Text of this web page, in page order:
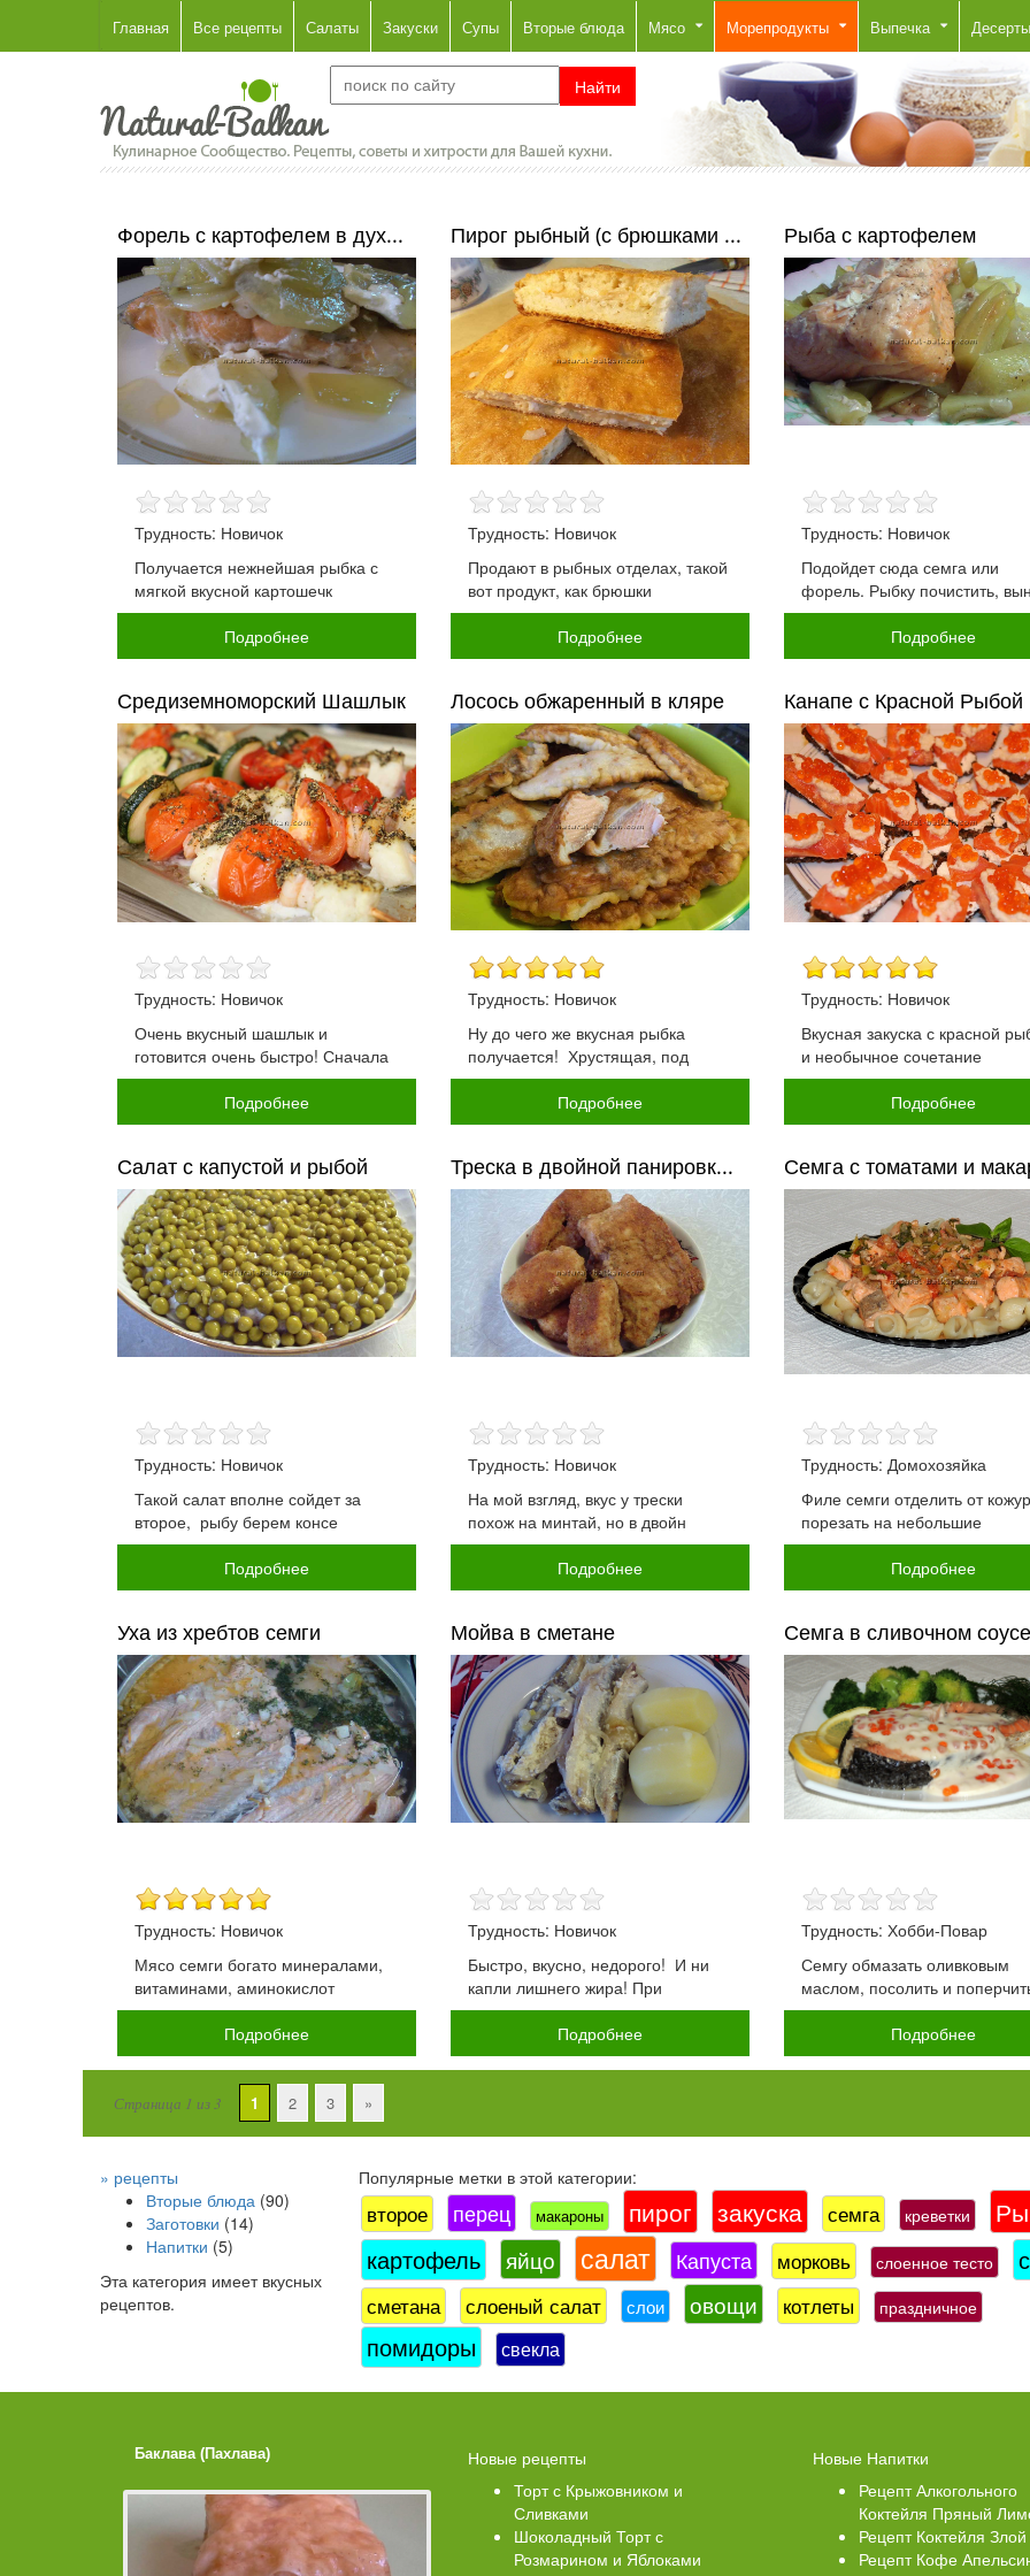
Главная Все рецепты Салаты Закуски Супы Вторые блюда Мясо Морепродукты Выпечка Десерты
Форель с картофелем в дух...
Трудность: Новичок
Получается нежнейшая рыбка с
мягкой вкусной картошечк
Подробнее
Пирог рыбный (с брюшками ...
Трудность: Новичок
Продают в рыбных отделах, такой
вот продукт, как брюшки
Подробнее
Рыба с картофелем
Трудность: Новичок
Подойдет сюда семга или
форель. Рыбку почистить,
Подробнее
Средиземноморский Шашлык
Трудность: Новичок
Очень вкусный шашлык и
готовится очень быстро! Сначала
Подробнее
Лосось обжаренный в кляре
Трудность: Новичок
Ну до чего же вкусная рыбка
получается! Хрустящая, под
Подробнее
Канапе с Красной Рыбой
Трудность: Новичок
Вкусная закуска с красной
и необычное сочетание
Подробнее
Салат с капустой и рыбой
Трудность: Новичок
Такой салат вполне сойдет за
второе, рыбу берем консе
Подробнее
Треска в двойной панировк...
Трудность: Новичок
На мой взгляд, вкус у трески
похож на минтай, но в двойн
Подробнее
Семга с томатами и
Трудность: Домохозяйка
Филе семги отделить от
порезать на небольшие
Подробнее
Уха из хребтов семги
Трудность: Новичок
Мясо семги богато минералами,
витаминами, аминокислот
Подробнее
Мойва в сметане
Трудность: Новичок
Быстро, вкусно, недорого! И ни
капли лишнего жира! При
Подробнее
Семга в сливочном соусе
Трудность: Хобби-Повар
Семгу обмазать оливковым
маслом, посолить и
Подробнее
Страница 1 из 3 1 2 3 »
» рецепты
Вторые блюда (90)
Заготовки (14)
Напитки (5)
Эта категория имеет вкусных
рецептов.
Популярные метки в этой категории:
второе перец макароны пирог закуска семга креветки
картофель яйцо салат Капуста морковь слоенное тесто
сметана слоеный салат слои овощи котлеты праздничное
помидоры свекла
Баклава (Пахлава)
Лимонные Кексики с Сахарной
Ватрушки с творогом
Новые рецепты
Торт с Крыжовником и
Сливками
Шоколадный Торт с
Розмарином и Яблоками
Новые Напитки
Рецепт Алкогольного
Коктейля Пряный
Рецепт Коктейля
Рецепт Кофе